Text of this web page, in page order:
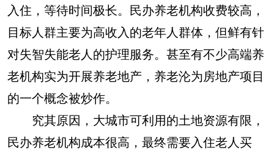
入住，等待时间极长。民办养老机构收费较高，
目标人群主要为高收入的老年人群体，但鲜有针
对失智失能老人的护理服务。甚至有不少高端养
老机构实为开展养老地产，养老沦为房地产项目
的一个概念被炒作。
究其原因，大城市可利用的土地资源有限，
民办养老机构成本很高，最终需要入住老人买